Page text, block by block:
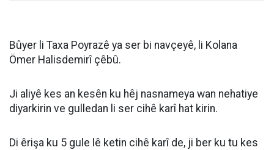
Bûyer li Taxa Poyrazê ya ser bi navçeyê, li Kolana
Ömer Halisdemirî çêbû.
Ji aliyê kes an kesên ku hêj nasnameya wan nehatiye
diyarkirin ve gulledan li ser cihê karî hat kirin.
Di êrişa ku 5 gule lê ketin cihê karî de, ji ber ku tu kes